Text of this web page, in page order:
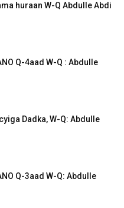
huraan W-Q Abdulle Abdi
Q-4aad W-Q : Abdulle
Dadka, W-Q: Abdulle
Q-3aad W-Q: Abdulle